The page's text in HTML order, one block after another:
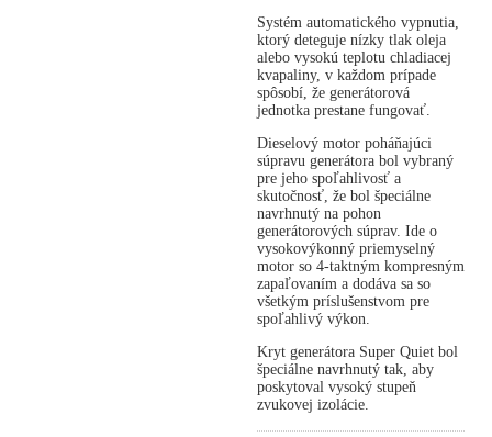
Systém automatického vypnutia,
ktorý deteguje nízky tlak oleja
alebo vysokú teplotu chladiacej
kvapaliny, v každom prípade
spôsobí, že generátorová
jednotka prestane fungovať.
Dieselový motor poháňajúci
súpravu generátora bol vybraný
pre jeho spoľahlivosť a
skutočnosť, že bol špeciálne
navrhnutý na pohon
generátorových súprav. Ide o
vysokovýkonný priemyselný
motor so 4-taktným kompresným
zapaľovaním a dodáva sa so
všetkým príslušenstvom pre
spoľahlivý výkon.
Kryt generátora Super Quiet bol
špeciálne navrhnutý tak, aby
poskytoval vysoký stupeň
zvukovej izolácie.